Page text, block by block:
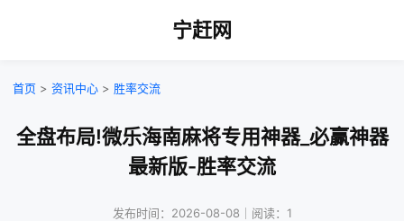
宁赶网
首页 > 资讯中心 > 胜率交流
全盘布局!微乐海南麻将专用神器_必赢神器
最新版-胜率交流
发布时间：2026-08-08｜阅读：1